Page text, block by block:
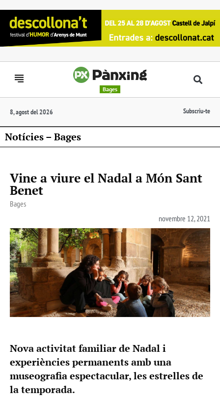
Bages
8, agost del 2026 Subscriu-te
Notícies – Bages
Vine a viure el Nadal a Món Sant
Benet
Bages
novembre 12, 2021
Nova activitat familiar de Nadal i
experiències permanents amb una
museografia espectacular, les estrelles de
la temporada.